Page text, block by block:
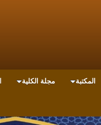
المكتبة مجلة الكلية